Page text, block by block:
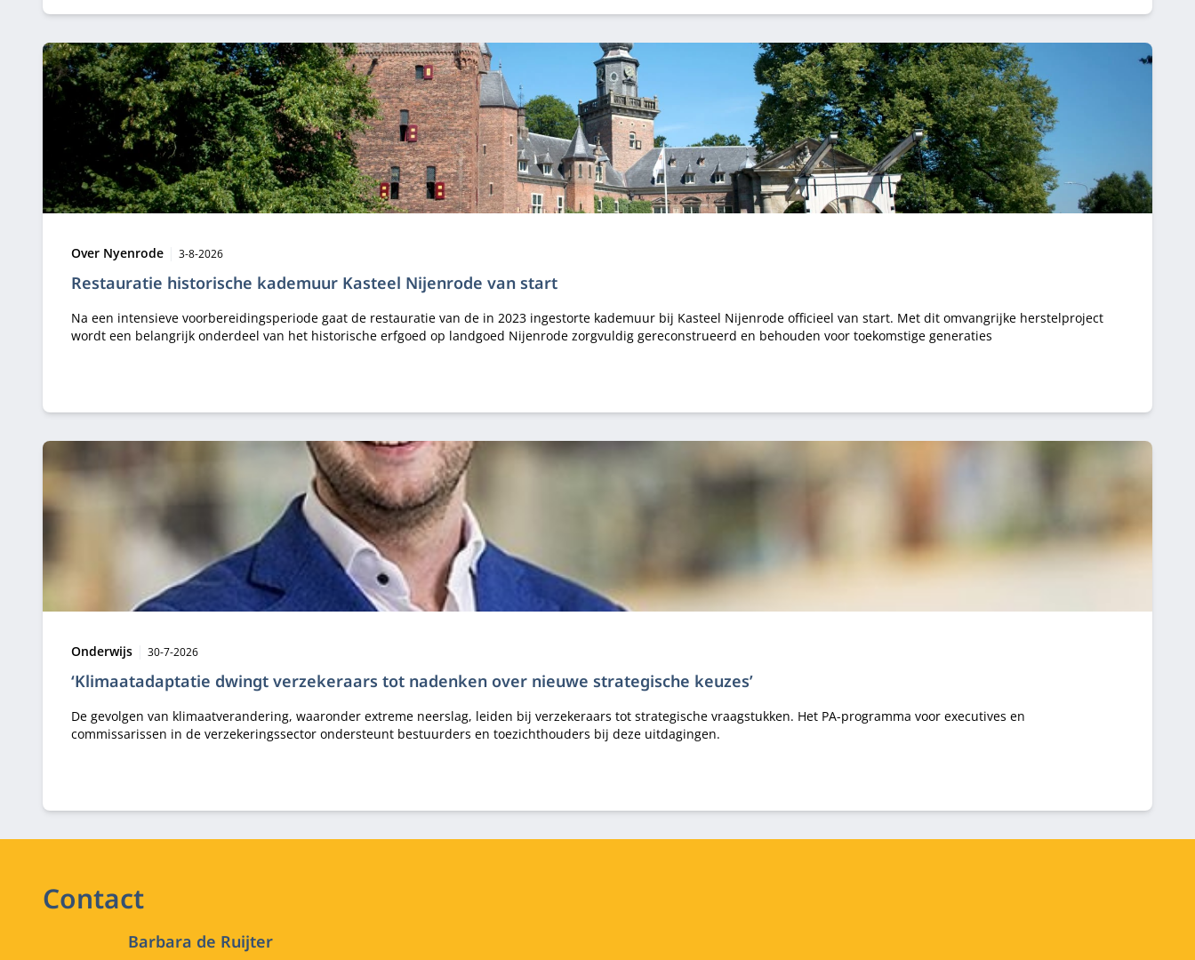
Restauratie historische kademuur Kasteel Nijenrode van start
Type:
Over Nyenrode Publicatiedatum:
3-8-2026
Na een intensieve voorbereidingsperiode gaat de restauratie van de in 2023 ingestorte kademuur bij Kasteel Nijenrode officieel van start. Met dit omvangrijke herstelproject
wordt een belangrijk onderdeel van het historische erfgoed op landgoed Nijenrode zorgvuldig gereconstrueerd en behouden voor toekomstige generaties
‘Klimaatadaptatie dwingt verzekeraars tot nadenken over nieuwe strategische keuzes’
Type:
Onderwijs Publicatiedatum:
30-7-2026
De gevolgen van klimaatverandering, waaronder extreme neerslag, leiden bij verzekeraars tot strategische vraagstukken. Het PA-programma voor executives en
commissarissen in de verzekeringssector ondersteunt bestuurders en toezichthouders bij deze uitdagingen.
Contact
Barbara de Ruijter